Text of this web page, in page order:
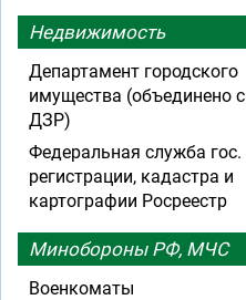
Недвижимость
Департамент городского
имущества (объединено с
ДЗР)
Федеральная служба гос.
регистрации, кадастра и
картографии Росреестр
Минобороны РФ, МЧС
Военкоматы